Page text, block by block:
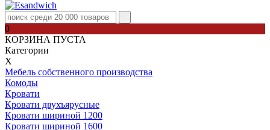
0
КОРЗИНА ПУСТА
Категории
Х
Мебель собственного производства
Комоды
Кровати
Кровати двухъярусные
Кровати шириной 1200
Кровати шириной 1600